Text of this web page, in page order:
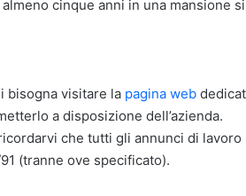
cinque anni in una mansione
bisogna visitare la pagina web
a disposizione dell’azienda.
che tutti gli annunci di
(tranne ove specificato).